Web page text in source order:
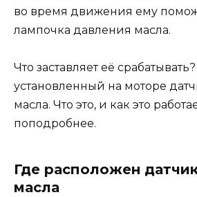
во время движения ему
лампочка давления масла.
Что заставляет её
установленный на моторе
масла. Что это, и как это
поподробнее.
Где расположен
масла